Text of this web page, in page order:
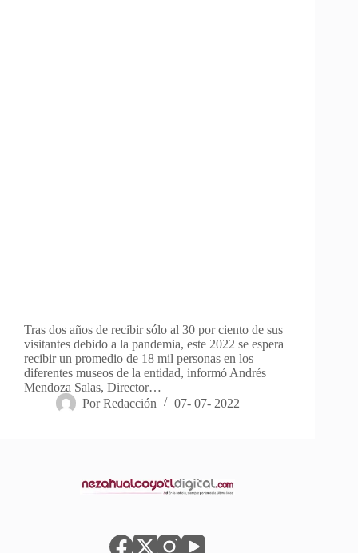
Tras dos años de recibir sólo al 30 por ciento de sus
visitantes debido a la pandemia, este 2022 se espera
recibir un promedio de 18 mil personas en los
diferentes museos de la entidad, informó Andrés
Mendoza Salas, Director…
Por Redacción 07- 07- 2022